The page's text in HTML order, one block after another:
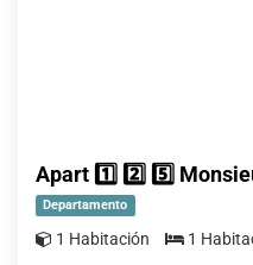
Apart 1️⃣ 2️⃣ 5️⃣
Departamento
1 Habitación 1